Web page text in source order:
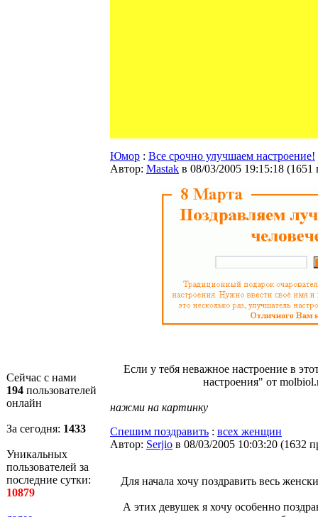
Сейчас с нами
194 пользователей
онлайн
За сегодня: 1433
Уникальных
пользователей за
последние сутки:
10879
Юмор : Все срочно улучшаем настроение!
Автор: Мastak в 08/03/2005 19:15:18 (1651
Если у тебя неважное настроение в
настроения" от
нажми на картинку
Спешим поздравить : всех женщин
Автор: Serjio в 08/03/2005 10:03:20 (1632
Для начала хочу поздравить весь
А этих девушек я хочу особенно